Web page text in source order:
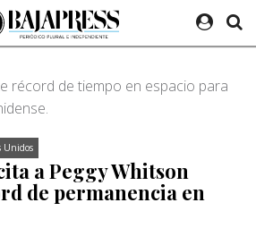
Unidos
a Peggy Whitson
de permanencia en